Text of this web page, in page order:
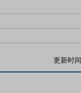
更新时间